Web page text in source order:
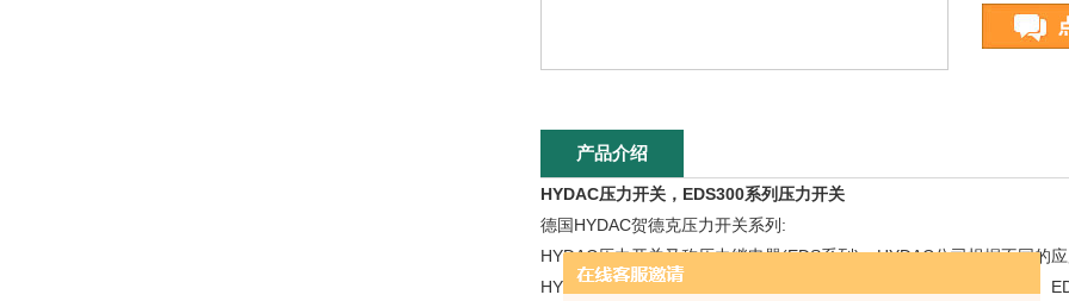
产品介绍
HYDAC压力开关，EDS300系列压力开关
德国HYDAC贺德克压力开关系列:
HYDAC压力开关又称压力继电器(EDS系列)，HYDAC公司根据不同的
HYDAC 压力开关分别为：EDS210、EDS300、EDS510、EDS601、